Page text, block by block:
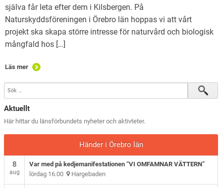
själva får leta efter dem i Kilsbergen. På
Naturskyddsföreningen i Örebro län hoppas vi att vårt
projekt ska skapa större intresse för naturvård och biologisk
mångfald hos […]
Läs mer
Aktuellt
Här hittar du länsförbundets nyheter och aktivteter.
Händer i Örebro län
8
aug
Var med på kedjemanifestationen “VI OMFAMNAR VÄTTERN”
lördag 16.00 Hargebaden